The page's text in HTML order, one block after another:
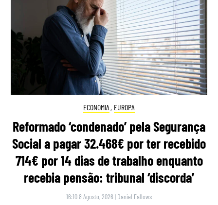
ECONOMIA , EUROPA
Reformado ‘condenado’ pela Segurança
Social a pagar 32.468€ por ter recebido
714€ por 14 dias de trabalho enquanto
recebia pensão: tribunal ‘discorda’
16:10 8 Agosto, 2026 | Daniel Fallows